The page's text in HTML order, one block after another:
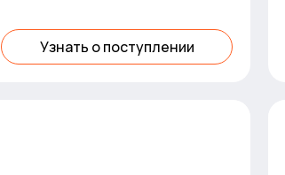
Узнать о поступлении